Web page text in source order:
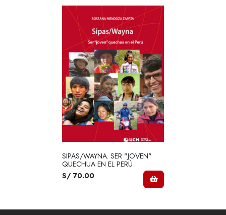
SIPAS/WAYNA. SER "JOVEN"
QUECHUA EN EL PERÙ
S/ 70.00